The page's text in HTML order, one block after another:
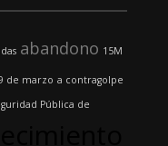
abandono 15M
de marzo a contragolpe
Pública de